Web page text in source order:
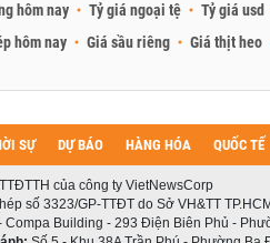
hôm nay Tỷ giá ngoại tệ Tỷ giá usd
hôm nay
Giá sầu riêng Giá thịt heo
SỰ DỰ BÁO HÀNG HÓA QUỐC TẾ
của công ty VietNewsCorp
số 3323/GP-TTĐT do Sở VH&TT
Compa Building - 293 Điện Biên Phủ -